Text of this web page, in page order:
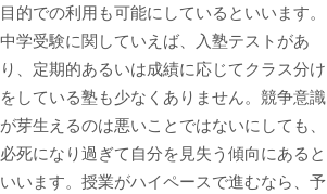
目的での利用も可能にしているといいます。
中学受験に関していえば、入塾テストがあ
り、定期的あるいは成績に応じてクラス分け
をしている塾も少なくありません。競争意識
が芽生えるのは悪いことではないにしても、
必死になり過ぎて自分を見失う傾向にあると
いいます。授業がハイペースで進むなら、予